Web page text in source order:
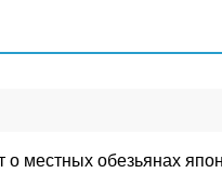
о местных обезьянах